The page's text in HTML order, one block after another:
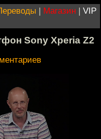
| Магазин | VIP
Sony Xperia Z2